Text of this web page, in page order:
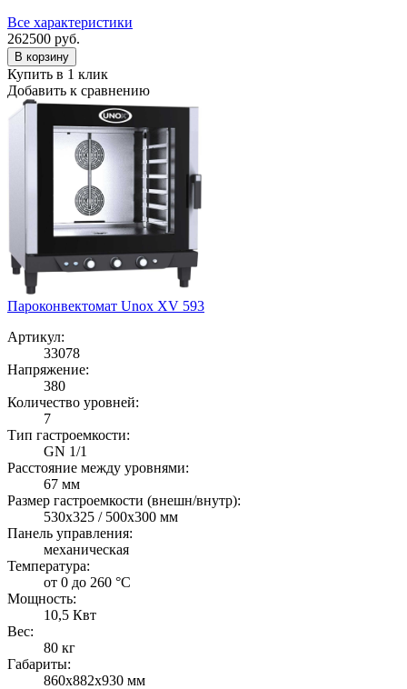
Все характеристики
262500 руб.
В корзину
Купить в 1 клик
Добавить к сравнению
Пароконвектомат Unox XV 593
Артикул:
33078
Напряжение:
380
Количество уровней:
7
Тип гастроемкости:
GN 1/1
Расстояние между уровнями:
67 мм
Размер гастроемкости (внешн/внутр):
530x325 / 500x300 мм
Панель управления:
механическая
Температура:
от 0 до 260 °С
Мощность:
10,5 Квт
Вес:
80 кг
Габариты:
860х882х930 мм